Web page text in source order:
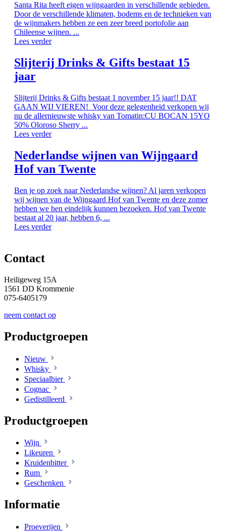
Santa Rita heeft eigen wijngaarden in verschillende gebieden.
Door de verschillende klimaten, bodems en de technieken van
de wijnmakers hebben ze een zeer breed portofolie aan
Chileense wijnen. ...
Lees verder
Slijterij Drinks & Gifts bestaat 15
jaar
Slijterij Drinks & Gifts bestaat 1 november 15 jaar!! DAT
GAAN WIJ VIEREN! Voor deze gelegenheid verkopen wij
nu de allernieuwste whisky van Tomatin:CU BOCAN 15YO
50% Oloroso Sherry ...
Lees verder
Nederlandse wijnen van Wijngaard
Hof van Twente
Ben je op zoek naar Nederlandse wijnen? Al jaren verkopen
wij wijnen van de Wijngaard Hof van Twente en deze zomer
hebben we hen eindelijk kunnen bezoeken. Hof van Twente
bestaat al 20 jaar, hebben 6, ...
Lees verder
Contact
Heiligeweg 15A
1561 DD Krommenie
075-6405179
neem contact op
Productgroepen
Nieuw
Whisky
Speciaalbier
Cognac
Gedistilleerd
Productgroepen
Wijn
Likeuren
Kruidenbitter
Rum
Geschenken
Informatie
Proeverijen